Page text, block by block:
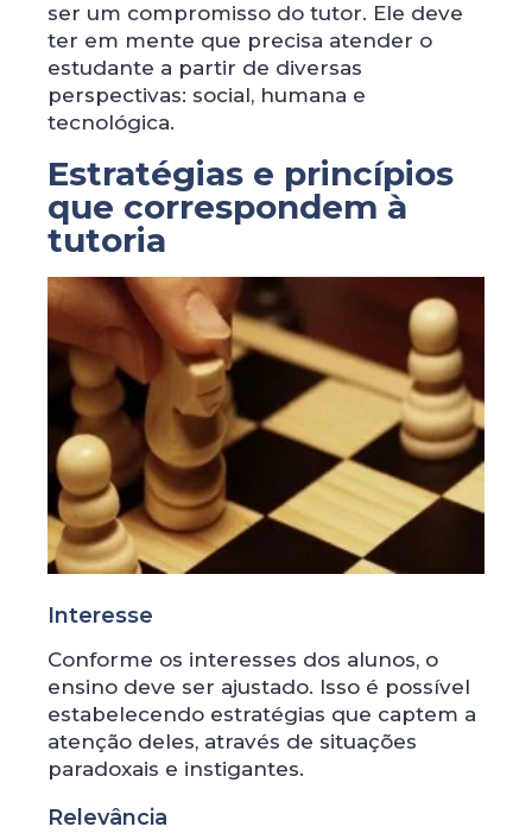
ser um compromisso do tutor. Ele deve
ter em mente que precisa atender o
estudante a partir de diversas
perspectivas: social, humana e
tecnológica.
Estratégias e princípios
que correspondem à
tutoria
Interesse
Conforme os interesses dos alunos, o
ensino deve ser ajustado. Isso é possível
estabelecendo estratégias que captem a
atenção deles, através de situações
paradoxais e instigantes.
Relevância